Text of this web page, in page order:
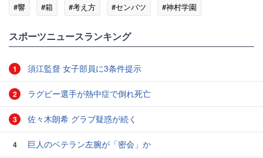
#響
#箱 #考え方 #センバツ
#神村学園
スポーツニュースランキング
1 須江監督 女子部員に3条件提示
2 ラグビー選手が熱中症で倒れ死亡
3 佐々木朗希 グラブ疑惑が続く
4 巨人のベテラン左腕が「密会」か